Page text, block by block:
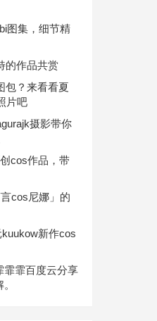
图集，细节精
的作品共赏
包？来看看夏
片吧
摄影带你
cos作品，带
cos尼娜」的
新作cos
霏霏百度云分享